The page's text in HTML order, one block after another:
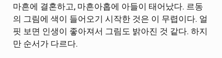
마흔에 결혼하고, 마흔아홉에 아들이 태어났다. 르동
의 그림에 색이 들어오기 시작한 것은 이 무렵이다. 얼
핏 보면 인생이 좋아져서 그림도 밝아진 것 같다. 하지
만 순서가 다르다.